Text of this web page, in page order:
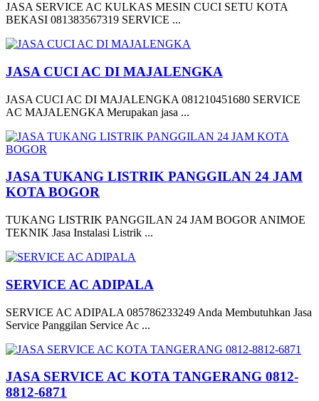
JASA SERVICE AC KULKAS MESIN CUCI SETU KOTA
BEKASI 081383567319 SERVICE ...
JASA CUCI AC DI MAJALENGKA
JASA CUCI AC DI MAJALENGKA 081210451680 SERVICE
AC MAJALENGKA Merupakan jasa ...
JASA TUKANG LISTRIK PANGGILAN 24 JAM
KOTA BOGOR
TUKANG LISTRIK PANGGILAN 24 JAM BOGOR ANIMOE
TEKNIK Jasa Instalasi Listrik ...
SERVICE AC ADIPALA
SERVICE AC ADIPALA 085786233249 Anda Membutuhkan Jasa
Service Panggilan Service Ac ...
JASA SERVICE AC KOTA TANGERANG 0812-
8812-6871